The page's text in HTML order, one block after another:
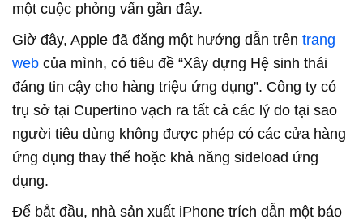
một cuộc phỏng vấn gần đây.
Giờ đây, Apple đã đăng một hướng dẫn trên trang
web của mình, có tiêu đề “Xây dựng Hệ sinh thái
đáng tin cậy cho hàng triệu ứng dụng”. Công ty có
trụ sở tại Cupertino vạch ra tất cả các lý do tại sao
người tiêu dùng không được phép có các cửa hàng
ứng dụng thay thế hoặc khả năng sideload ứng
dụng.
Để bắt đầu, nhà sản xuất iPhone trích dẫn một báo